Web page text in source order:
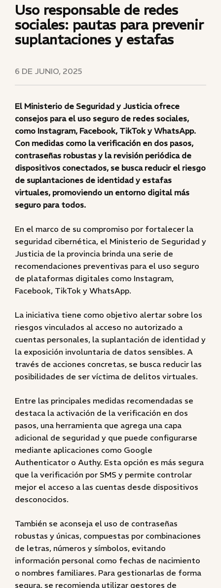
Uso responsable de redes
sociales: pautas para prevenir
suplantaciones y estafas
6 DE JUNIO, 2025
El Ministerio de Seguridad y Justicia ofrece
consejos para el uso seguro de redes sociales,
como Instagram, Facebook, TikTok y WhatsApp.
Con medidas como la verificación en dos pasos,
contraseñas robustas y la revisión periódica de
dispositivos conectados, se busca reducir el riesgo
de suplantaciones de identidad y estafas
virtuales, promoviendo un entorno digital más
seguro para todos.
En el marco de su compromiso por fortalecer la
seguridad cibernética, el Ministerio de Seguridad y
Justicia de la provincia brinda una serie de
recomendaciones preventivas para el uso seguro
de plataformas digitales como Instagram,
Facebook, TikTok y WhatsApp.
La iniciativa tiene como objetivo alertar sobre los
riesgos vinculados al acceso no autorizado a
cuentas personales, la suplantación de identidad y
la exposición involuntaria de datos sensibles. A
través de acciones concretas, se busca reducir las
posibilidades de ser víctima de delitos virtuales.
Entre las principales medidas recomendadas se
destaca la activación de la verificación en dos
pasos, una herramienta que agrega una capa
adicional de seguridad y que puede configurarse
mediante aplicaciones como Google
Authenticator o Authy. Esta opción es más segura
que la verificación por SMS y permite controlar
mejor el acceso a las cuentas desde dispositivos
desconocidos.
También se aconseja el uso de contraseñas
robustas y únicas, compuestas por combinaciones
de letras, números y símbolos, evitando
información personal como fechas de nacimiento
o nombres familiares. Para gestionarlas de forma
segura, se recomienda utilizar gestores de